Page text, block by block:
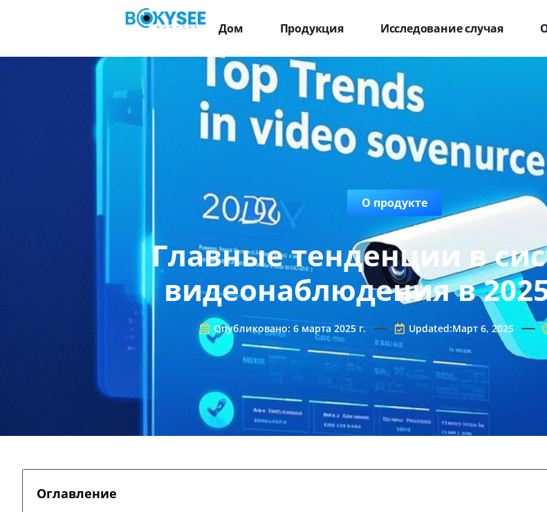
Дом Продукция Исследование случая
О продукте
Главные тенденции в
видеонаблюдения в
Опубликовано: 6 марта 2025 г. Updated:Март 6, 2025
Оглавление